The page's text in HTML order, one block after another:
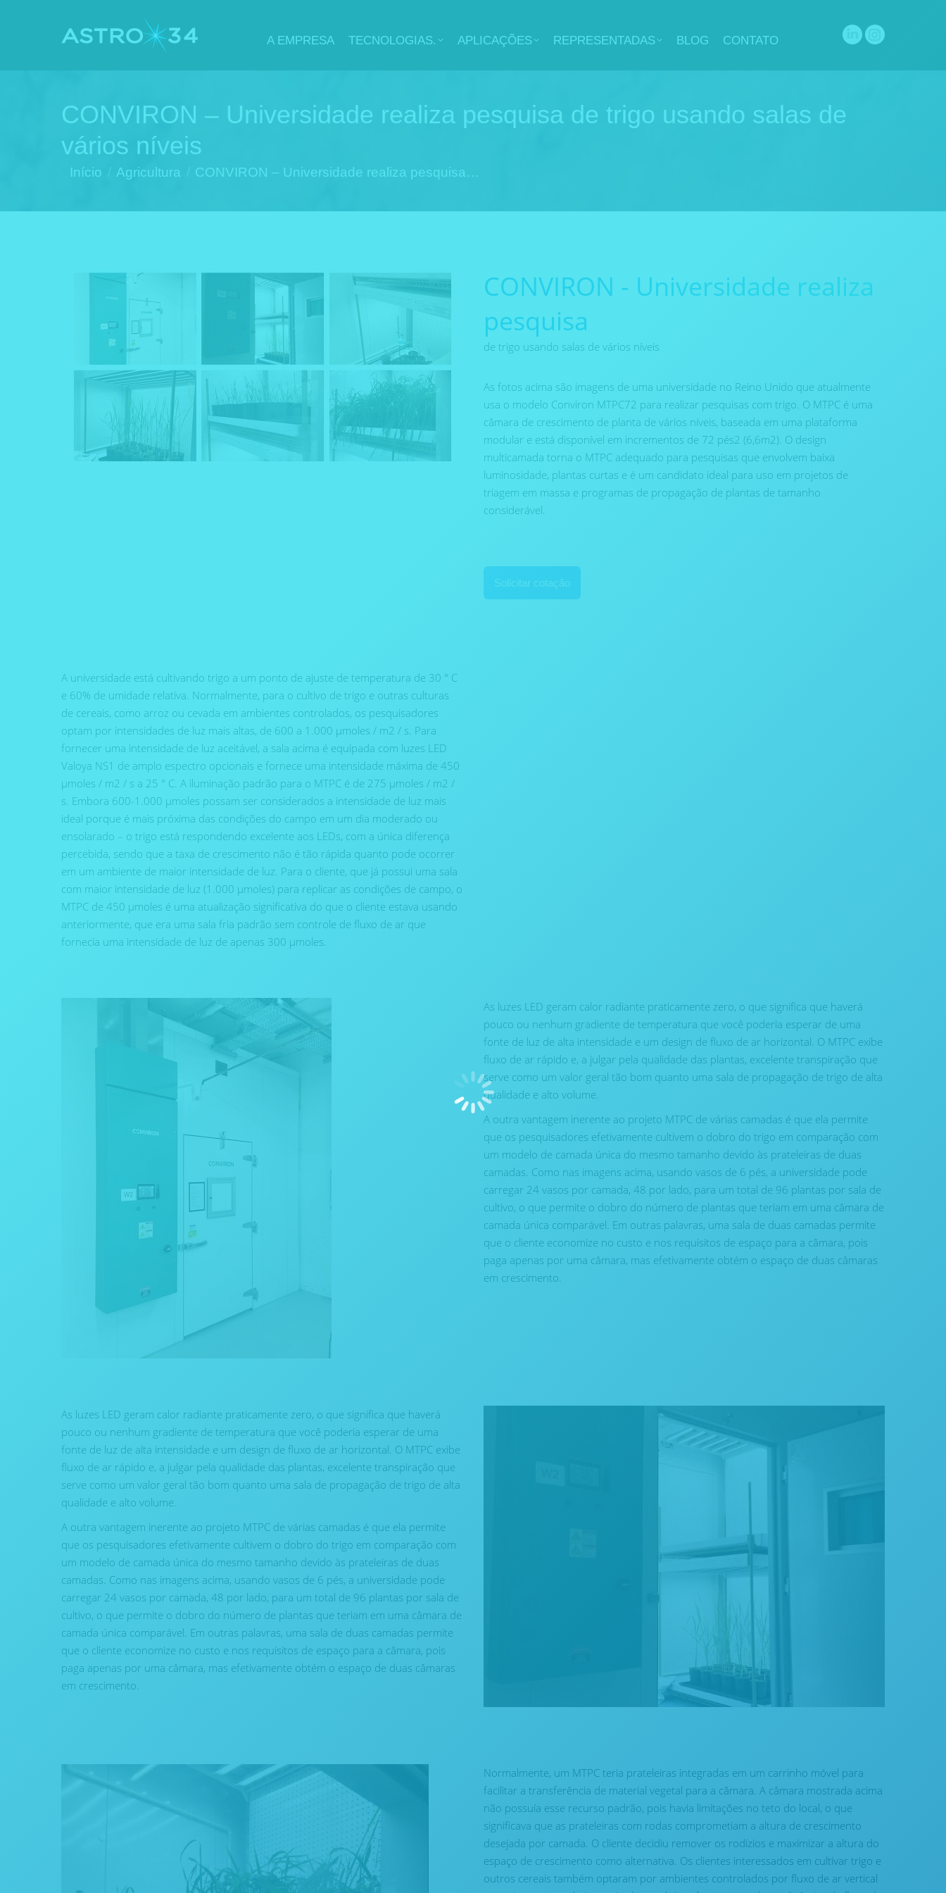
A EMPRESA TECNOLOGIAS. APLICAÇÕES REPRESENTADAS BLOG CONTATO
LinkedinInstagram
CONVIRON – Universidade realiza pesquisa de trigo usando salas de
vários níveis
Você está aqui:
Início Agricultura CONVIRON – Universidade realiza pesquisa…
CONVIRON - Universidade realiza
pesquisa
de trigo usando salas de vários níveis
As fotos acima são imagens de uma universidade no Reino Unido que atualmente
usa o modelo Conviron MTPC72 para realizar pesquisas com trigo. O MTPC é uma
câmara de crescimento de planta de vários níveis, baseada em uma plataforma
modular e está disponível em incrementos de 72 pés2 (6,6m2). O design
multicamada torna o MTPC adequado para pesquisas que envolvem baixa
luminosidade, plantas curtas e é um candidato ideal para uso em projetos de
triagem em massa e programas de propagação de plantas de tamanho
considerável.
Solicitar cotação
A universidade está cultivando trigo a um ponto de ajuste de temperatura de 30 ° C
e 60% de umidade relativa. Normalmente, para o cultivo de trigo e outras culturas
de cereais, como arroz ou cevada em ambientes controlados, os pesquisadores
optam por intensidades de luz mais altas, de 600 a 1.000 µmoles / m2 / s. Para
fornecer uma intensidade de luz aceitável, a sala acima é equipada com luzes LED
Valoya NS1 de amplo espectro opcionais e fornece uma intensidade máxima de 450
µmoles / m2 / s a ​​25 ° C. A iluminação padrão para o MTPC é de 275 µmoles / m2 /
s. Embora 600-1.000 µmoles possam ser considerados a intensidade de luz mais
ideal porque é mais próxima das condições do campo em um dia moderado ou
ensolarado – o trigo está respondendo excelente aos LEDs, com a única diferença
percebida, sendo que a taxa de crescimento não é tão rápida quanto pode ocorrer
em um ambiente de maior intensidade de luz. Para o cliente, que já possui uma sala
com maior intensidade de luz (1.000 µmoles) para replicar as condições de campo, o
MTPC de 450 µmoles é uma atualização significativa do que o cliente estava usando
anteriormente, que era uma sala fria padrão sem controle de fluxo de ar que
fornecia uma intensidade de luz de apenas 300 µmoles.
As luzes LED geram calor radiante praticamente zero, o que significa que haverá
pouco ou nenhum gradiente de temperatura que você poderia esperar de uma
fonte de luz de alta intensidade e um design de fluxo de ar horizontal. O MTPC exibe
fluxo de ar rápido e, a julgar pela qualidade das plantas, excelente transpiração que
serve como um valor geral tão bom quanto uma sala de propagação de trigo de alta
qualidade e alto volume.
A outra vantagem inerente ao projeto MTPC de várias camadas é que ela permite
que os pesquisadores efetivamente cultivem o dobro do trigo em comparação com
um modelo de camada única do mesmo tamanho devido às prateleiras de duas
camadas. Como nas imagens acima, usando vasos de 6 pés, a universidade pode
carregar 24 vasos por camada, 48 por lado, para um total de 96 plantas por sala de
cultivo, o que permite o dobro do número de plantas que teriam em uma câmara de
camada única comparável. Em outras palavras, uma sala de duas camadas permite
que o cliente economize no custo e nos requisitos de espaço para a câmara, pois
paga apenas por uma câmara, mas efetivamente obtém o espaço de duas câmaras
em crescimento.
As luzes LED geram calor radiante praticamente zero, o que significa que haverá
pouco ou nenhum gradiente de temperatura que você poderia esperar de uma
fonte de luz de alta intensidade e um design de fluxo de ar horizontal. O MTPC exibe
fluxo de ar rápido e, a julgar pela qualidade das plantas, excelente transpiração que
serve como um valor geral tão bom quanto uma sala de propagação de trigo de alta
qualidade e alto volume.
A outra vantagem inerente ao projeto MTPC de várias camadas é que ela permite
que os pesquisadores efetivamente cultivem o dobro do trigo em comparação com
um modelo de camada única do mesmo tamanho devido às prateleiras de duas
camadas. Como nas imagens acima, usando vasos de 6 pés, a universidade pode
carregar 24 vasos por camada, 48 por lado, para um total de 96 plantas por sala de
cultivo, o que permite o dobro do número de plantas que teriam em uma câmara de
camada única comparável. Em outras palavras, uma sala de duas camadas permite
que o cliente economize no custo e nos requisitos de espaço para a câmara, pois
paga apenas por uma câmara, mas efetivamente obtém o espaço de duas câmaras
em crescimento.
Normalmente, um MTPC teria prateleiras integradas em um carrinho móvel para
facilitar a transferência de material vegetal para a câmara. A câmara mostrada acima
não possuía esse recurso padrão, pois havia limitações no teto do local, o que
significava que as prateleiras com rodas comprometiam a altura de crescimento
desejada por camada. O cliente decidiu remover os rodízios e maximizar a altura do
espaço de crescimento como alternativa. Os clientes interessados ​​em cultivar trigo e
outros cereais também optaram por ambientes controlados por fluxo de ar vertical